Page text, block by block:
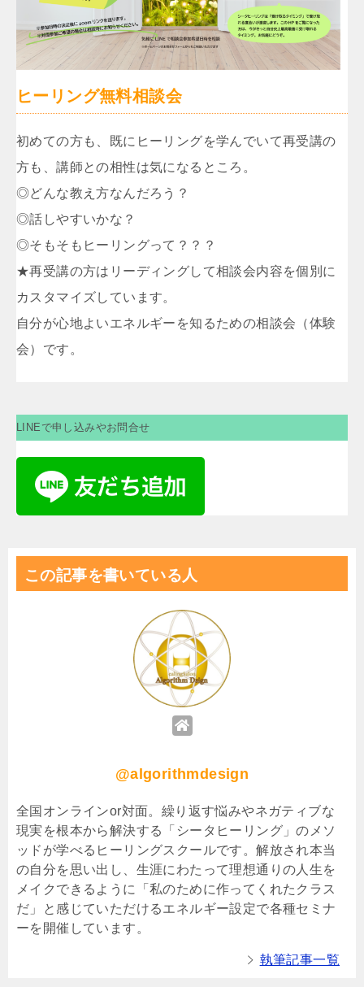
ヒーリング無料相談会
初めての方も、既にヒーリングを学んでいて再受講の
方も、講師との相性は気になるところ。
◎どんな教え方なんだろう？
◎話しやすいかな？
◎そもそもヒーリングって？？？
★再受講の方はリーディングして相談会内容を個別に
カスタマイズしています。
自分が心地よいエネルギーを知るための相談会（体験
会）です。
LINEで申し込みやお問合せ
この記事を書いている人
@algorithmdesign
全国オンラインor対面。繰り返す悩みやネガティブな
現実を根本から解決する「シータヒーリング」のメソ
ッドが学べるヒーリングスクールです。解放され本当
の自分を思い出し、生涯にわたって理想通りの人生を
メイクできるように「私のために作ってくれたクラス
だ」と感じていただけるエネルギー設定で各種セミナ
ーを開催しています。
執筆記事一覧